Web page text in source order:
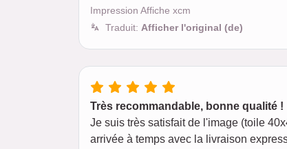
Impression Affiche xcm
Traduit: Afficher l'original (de)
Très recommandable, bonne qualité !
Je suis très satisfait de l'image (toile
arrivée à temps avec la livraison